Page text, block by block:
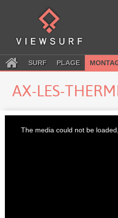
SURF PLAGE
AX-LES-
The media could not be